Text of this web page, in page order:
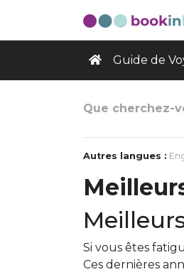
Guide de
Que cherchez-
Autres langues :
Si vous êtes
Ces dernières